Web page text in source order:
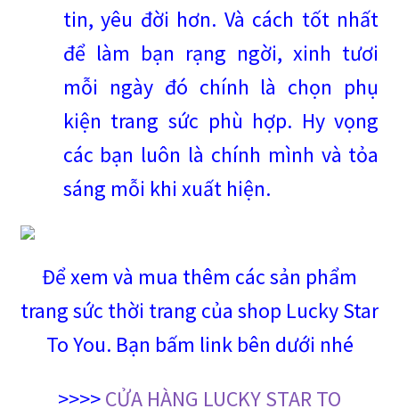
tin, yêu đời hơn. Và cách tốt nhất
để làm bạn rạng ngời, xinh tươi
mỗi ngày đó chính là chọn phụ
kiện trang sức phù hợp. Hy vọng
các bạn luôn là chính mình và tỏa
sáng mỗi khi xuất hiện.
Để xem và mua thêm các sản phẩm
trang sức thời trang của shop Lucky Star
To You. Bạn bấm link bên dưới nhé
>>>>CỬA HÀNG LUCKY STAR TO